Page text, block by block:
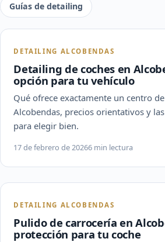
Guías de detailing
DETAILING ALCOBENDAS
Detailing de coches en
opción para tu vehículo
Qué ofrece exactamente un centro
Alcobendas, precios orientativos y
para elegir bien.
17 de febrero de 20266 min lectura
DETAILING ALCOBENDAS
Pulido de carrocería en
protección para tu coche